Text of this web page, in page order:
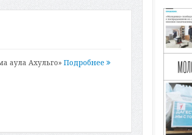
аула Ахульго» Подробнее